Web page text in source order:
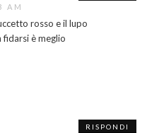
AM
rosso e il lupo
fidarsi è meglio
RISPONDI